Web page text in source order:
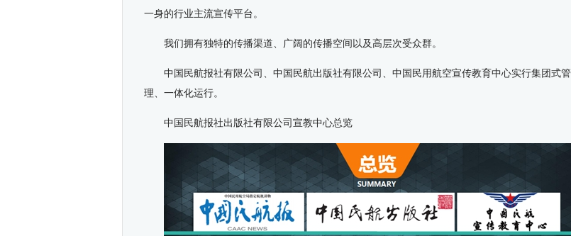
一身的行业主流宣传平台。
我们拥有独特的传播渠道、广阔的传播空间以及高层次受众群。
中国民航报社有限公司、中国民航出版社有限公司、中国民用航空宣传教育中心实行集团式管
理、一体化运行。
中国民航报社出版社有限公司宣教中心总览